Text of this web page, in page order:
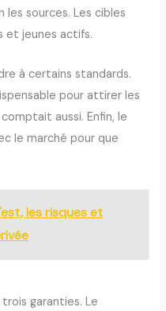
les sources. Les cibles
et jeunes actifs.
à certains standards.
pour attirer les
aussi. Enfin, le
le marché pour que
les risques et
garanties. Le